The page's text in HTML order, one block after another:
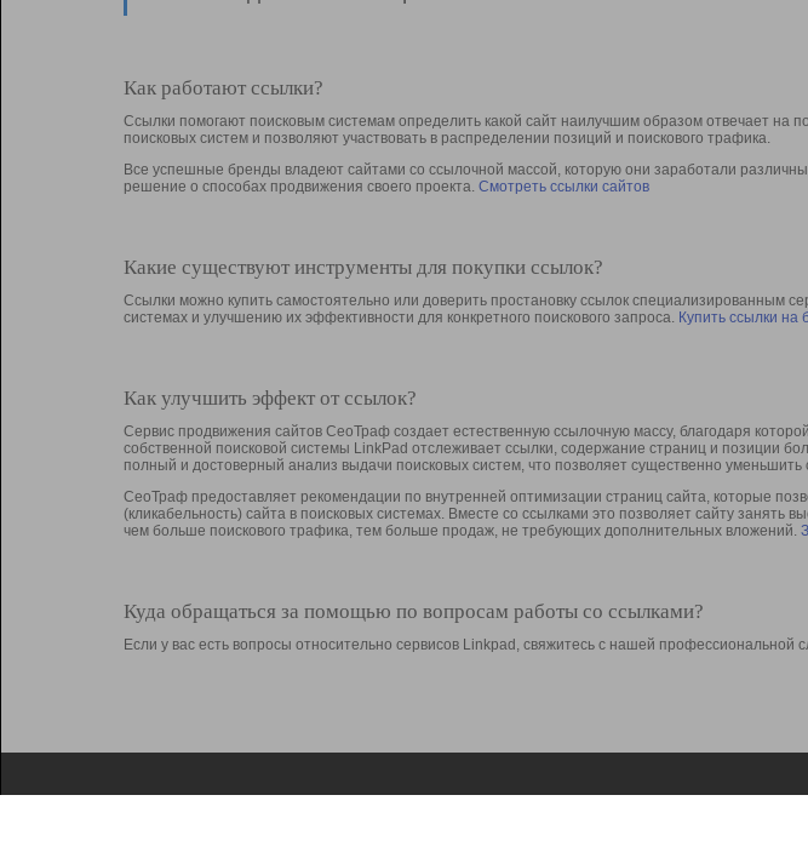
Как работают ссылки?
Ссылки помогают поисковым системам определить какой сайт наилучшим образом отвечает на
поисковых систем и позволяют участвовать в раcпределении позиций и поискового трафика.
Все успешные бренды владеют сайтами со ссылочной массой, которую они заработали
решение о способах продвижения своего проекта. Смотреть ссылки сайтов
Какие существуют инструменты для покупки ссылок?
Ссылки можно купить самостоятельно или доверить простановку ссылок специализированным
системах и улучшению их эффективности для конкретного поискового запроса. Купить ссылки на
Как улучшить эффект от ссылок?
Сервис продвижения сайтов СеоТраф создает естественную ссылочную массу, благодаря
собственной поисковой системы LinkPad отслеживает ссылки, содержание страниц и позиции
полный и достоверный анализ выдачи поисковых систем, что позволяет существенно уменьшить
СеоТраф предоставляет рекомендации по внутренней оптимизации страниц сайта, которые
(кликабельность) сайта в поисковых системах. Вместе со ссылками это позволяет сайту занять
чем больше поискового трафика, тем больше продаж, не требующих дополнительных вложений.
Куда обращаться за помощью по вопросам работы со ссылками?
Если у вас есть вопросы относительно сервисов Linkpad, свяжитесь с нашей